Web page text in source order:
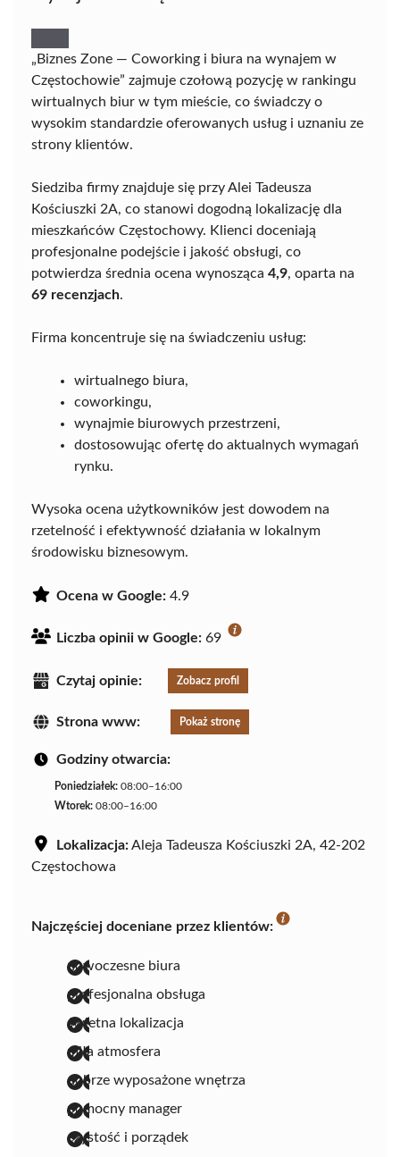
„Biznes Zone — Coworking i biura na wynajem w
Częstochowie” zajmuje czołową pozycję w rankingu
wirtualnych biur w tym mieście, co świadczy o
wysokim standardzie oferowanych usług i uznaniu ze
strony klientów.
Siedziba firmy znajduje się przy Alei Tadeusza
Kościuszki 2A, co stanowi dogodną lokalizację dla
mieszkańców Częstochowy. Klienci doceniają
profesjonalne podejście i jakość obsługi, co
potwierdza średnia ocena wynosząca 4,9, oparta na
69 recenzjach.
Firma koncentruje się na świadczeniu usług:
wirtualnego biura,
coworkingu,
wynajmie biurowych przestrzeni,
dostosowując ofertę do aktualnych wymagań
rynku.
Wysoka ocena użytkowników jest dowodem na
rzetelność i efektywność działania w lokalnym
środowisku biznesowym.
Ocena w Google: 4.9
Liczba opinii w Google: 69
Czytaj opinie: Zobacz profil
Strona www: Pokaż stronę
Godziny otwarcia:
Poniedziałek: 08:00–16:00
Wtorek: 08:00–16:00
Lokalizacja:Aleja Tadeusza Kościuszki 2A, 42-202
Częstochowa
Najczęściej doceniane przez klientów:
nowoczesne biura
profesjonalna obsługa
świetna lokalizacja
miła atmosfera
dobrze wyposażone wnętrza
pomocny manager
czystość i porządek